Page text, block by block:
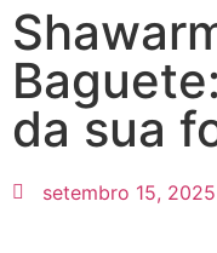
da sua
setembro 15, 2025